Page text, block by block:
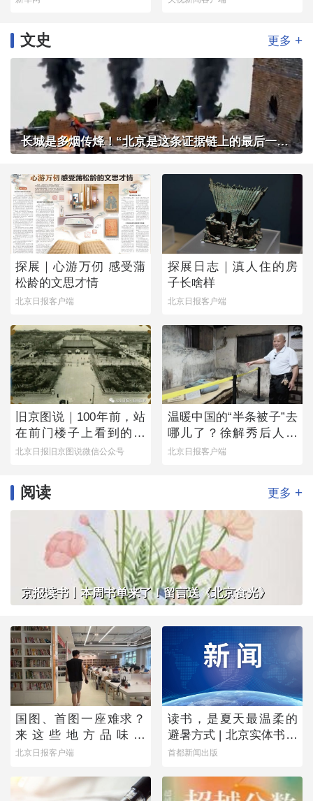
文史 更多 +
长城是多烟传烽！“北京是这条证据链上的最后一环”
探展｜心游万仞 感受蒲
松龄的文思才情
北京日报客户端
探展日志｜滇人住的房
子长啥样
北京日报客户端
旧京图说｜100年前，站
在前门楼子上看到的是
这番景象
北京日报旧京图说微信公众号
温暖中国的“半条被子”去
哪儿了？徐解秀后人道
出令人落泪的真相
北京日报客户端
阅读 更多 +
京报读书丨本周书单来了！留言送《北京食光》
国图、首图一座难求？
来这些地方品味书
香……
北京日报客户端
读书，是夏天最温柔的
避暑方式 | 北京实体书店
活动预告（8月1日-8月7
首都新闻出版